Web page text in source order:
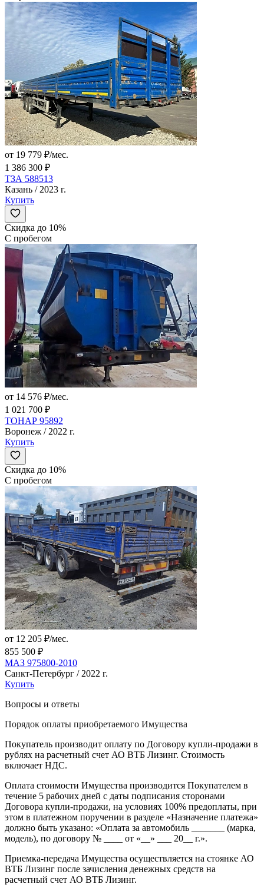
от 19 779 ₽/мес.
1 386 300 ₽
ТЗА 588513
Казань / 2023 г.
Купить
Скидка до 10%
С пробегом
от 14 576 ₽/мес.
1 021 700 ₽
ТОНАР 95892
Воронеж / 2022 г.
Купить
Скидка до 10%
С пробегом
от 12 205 ₽/мес.
855 500 ₽
МАЗ 975800-2010
Санкт-Петербург / 2022 г.
Купить
Вопросы и ответы
Порядок оплаты приобретаемого Имущества
Покупатель производит оплату по Договору купли-продажи в
рублях на расчетный счет АО ВТБ Лизинг. Стоимость
включает НДС.
Оплата стоимости Имущества производится Покупателем в
течение 5 рабочих дней с даты подписания сторонами
Договора купли-продажи, на условиях 100% предоплаты, при
этом в платежном поручении в разделе «Назначение платежа»
должно быть указано: «Оплата за автомобиль _______ (марка,
модель), по договору № ____ от «__» ___ 20__ г.».
Приемка-передача Имущества осуществляется на стоянке АО
ВТБ Лизинг после зачисления денежных средств на
расчетный счет АО ВТБ Лизинг.